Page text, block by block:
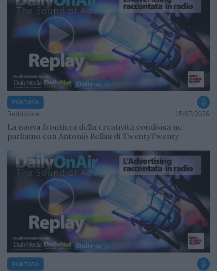
PUNTATA
Redazione 15/07/2026
La nuova frontiera della creatività condivisa ne
parliamo con Antonio Bellini di TwentyTwenty
PUNTATA